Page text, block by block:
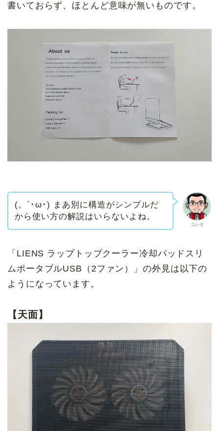
書いておらず、ほとんど意味が無いものです。
ユレオ
(。´･ω･) まあ別に構造がシンプルだ
から使い方の解説はいらないよね。
「LIENS ラップトップクーラー冷却パッドスリ
ムポータブルUSB（2ファン）
」の外見は以下の
ようになっています。
【天面】